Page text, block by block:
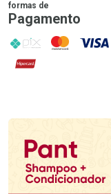
formas de
Pagamento
PIX MasterCard
VISA
Hipercard
Promoção